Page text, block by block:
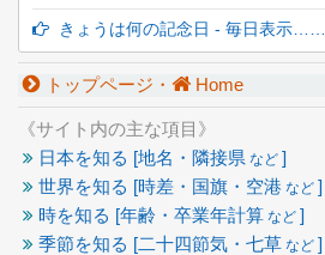
きょうは何の記念日 - 毎日表示……
トップページ・ Home
《サイト内の主な項目》
日本を知る [地名・隣接県 など ]
世界を知る [時差・国旗・空港 など ]
時を知る [年齢・卒業年計算 など ]
季節を知る [二十四節気・七草 など ]